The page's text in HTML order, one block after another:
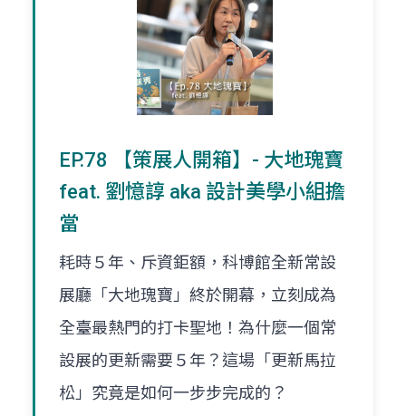
EP.78 【策展人開箱】- 大地瑰寶
feat. 劉憶諄 aka 設計美學小組擔
當
耗時５年、斥資鉅額，科博館全新常設
展廳「大地瑰寶」終於開幕，立刻成為
全臺最熱門的打卡聖地！為什麼一個常
設展的更新需要５年？這場「更新馬拉
松」究竟是如何一步步完成的？